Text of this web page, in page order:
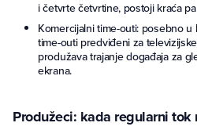
i četvrte četvrtine, postoji kraća
Komercijalni time-outi: posebno
time-outi predviđeni za
produžava trajanje događaja za
ekrana.
Produžeci: kada regularni